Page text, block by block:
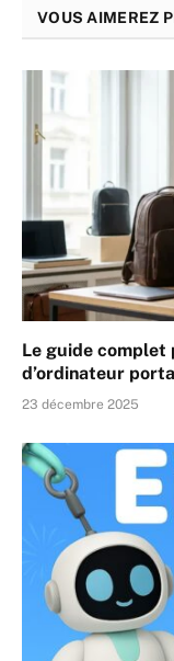
VOUS AIMEREZ
Le guide complet
d’ordinateur
23 décembre 2025